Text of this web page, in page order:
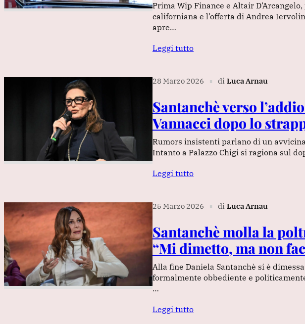
Prima Wip Finance e Altair
californiana e l’offerta di Andrea
apre…
Leggi tutto
28 Marzo 2026 ∎ di Luca Arnau
Santanchè verso
Vannacci dopo lo
Rumors insistenti parlano di un
Intanto a Palazzo Chigi si ragiona sul
Leggi tutto
25 Marzo 2026 ∎ di Luca Arnau
Santanchè molla la
“Mi dimetto, ma non
Alla fine Daniela Santanchè si è
formalmente obbediente e
…
Leggi tutto